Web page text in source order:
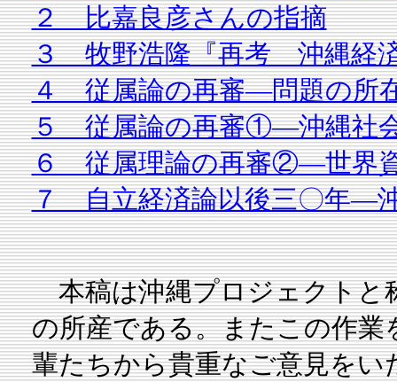
２ 比嘉良彦さんの指摘
３ 牧野浩隆『再考 沖縄経
４ 従属論の再審―問題の所
５ 従属論の再審①―沖縄社
６ 従属理論の再審②―世界
７ 自立経済論以後三〇年―
本稿は沖縄プロジェクトと
の所産である。またこの作
輩たちから貴重なご意見を